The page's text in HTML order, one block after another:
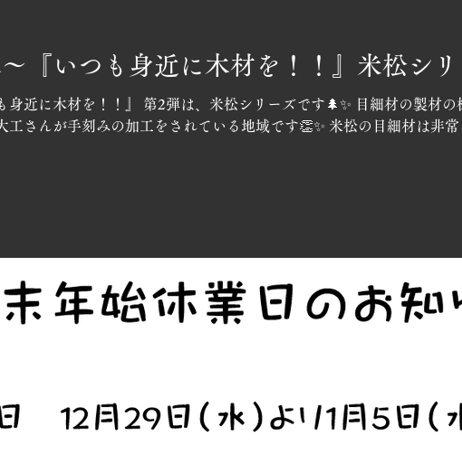
『いつも身近に木材を！！』米松シ
身近に木材を！！』 第2弾は、米松シリーズです🌲✨ 目細材の製材の
工さんが手刻みの加工をされている地域です👏✨ 米松の目細材は非